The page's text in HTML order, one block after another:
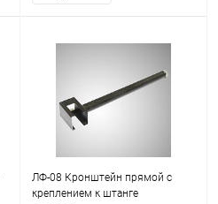
ЛФ-08 Кронштейн прямой с
креплением к штанге